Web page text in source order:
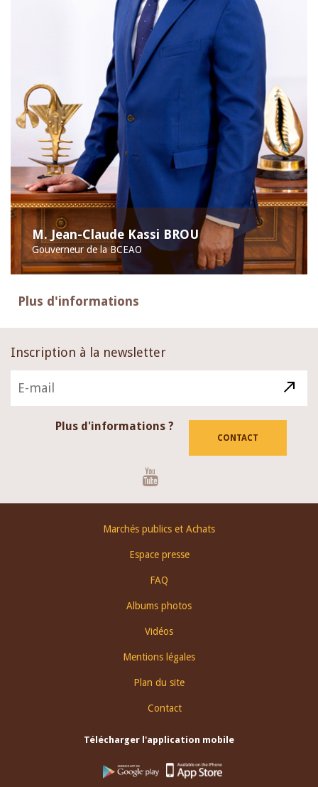
M. Jean-Claude Kassi BROU
Gouverneur de la BCEAO
Plus d'informations
Inscription à la newsletter
Plus d'informations ?
CONTACT
Marchés publics et Achats
Espace presse
FAQ
Albums photos
Vidéos
Mentions légales
Plan du site
Contact
Télécharger l'application mobile